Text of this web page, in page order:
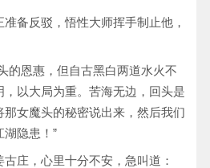
备反驳，悟性大师挥手制止他，
的恩惠，但自古黑白两道水火不
以大局为重。苦海无边，回头是
那女魔头的秘密说出来，然后我们
隐患！”
古庄，心里十分不安，急叫道：